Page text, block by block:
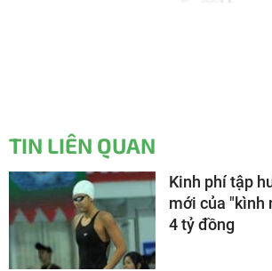
TIN LIÊN QUAN
Kinh phí tập
mới của "kình
4 tỷ đồng